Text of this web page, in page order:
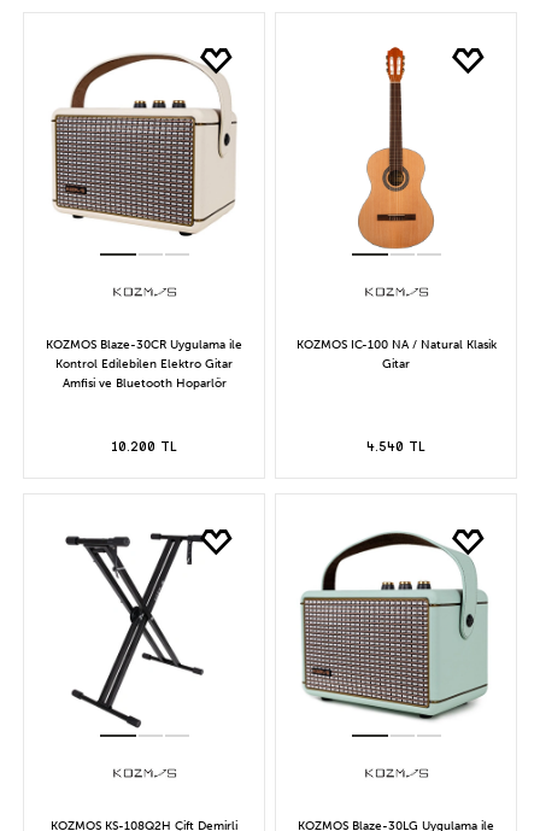
KOZMOS Blaze-30CR Uygulama ile
Kontrol Edilebilen Elektro Gitar
Amfisi ve Bluetooth Hoparlör
10.200 TL
KOZMOS IC-100 NA / Natural Klasik
Gitar
4.540 TL
KOZMOS KS-108Q2H Çift Demirli KOZMOS Blaze-30LG Uygulama ile